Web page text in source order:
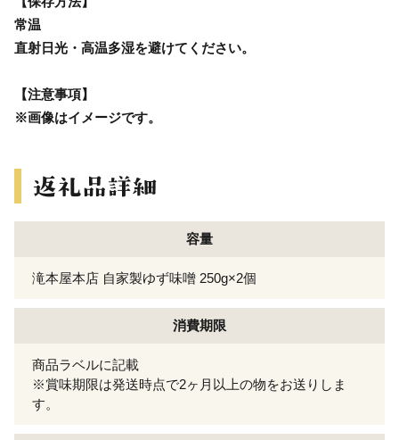
常温
直射日光・高温多湿を避けてください。
【注意事項】
※画像はイメージです。
容量
滝本屋本店 自家製ゆず味噌 250g×2個
消費期限
商品ラベルに記載
※賞味期限は発送時点で2ヶ月以上の物をお送りしま
す。